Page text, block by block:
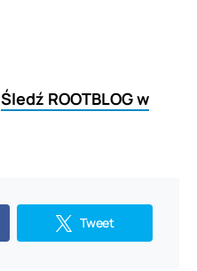
Śledź ROOTBLOG w
Tweet